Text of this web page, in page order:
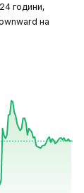
години,
на